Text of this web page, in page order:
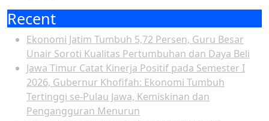
Recent
Ekonomi Jatim Tumbuh 5,72 Persen, Guru Besar
Unair Soroti Kualitas Pertumbuhan dan Daya Beli
Jawa Timur Catat Kinerja Positif pada Semester I
2026, Gubernur Khofifah: Ekonomi Tumbuh
Tertinggi se-Pulau Jawa, Kemiskinan dan
Pengangguran Menurun